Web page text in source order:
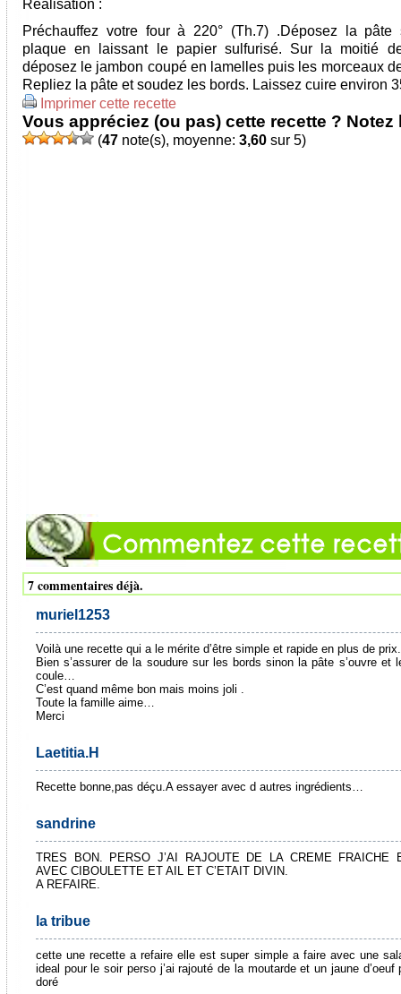
Réalisation :
Préchauffez votre four à 220° (Th.7) .Déposez la pâte
plaque en laissant le papier sulfurisé. Sur la moitié
déposez le jambon coupé en lamelles puis les morceaux
Repliez la pâte et soudez les bords. Laissez cuire environ
Imprimer cette recette
Vous appréciez (ou pas) cette recette ? Notez
(47 note(s), moyenne: 3,60 sur 5)
7 commentaires déjà.
muriel1253
Voilà une recette qui a le mérite d’être simple et rapide en plus de prix.
Bien s’assurer de la soudure sur les bords sinon la pâte s’ouvre et
coule…
C’est quand même bon mais moins joli .
Toute la famille aime…
Merci
Laetitia.H
Recette bonne,pas déçu.A essayer avec d autres ingrédients…
sandrine
TRES BON. PERSO J’AI RAJOUTE DE LA CREME FRAICHE
AVEC CIBOULETTE ET AIL ET C’ETAIT DIVIN.
A REFAIRE.
la tribue
cette une recette a refaire elle est super simple a faire avec une
ideal pour le soir perso j’ai rajouté de la moutarde et un jaune d’oeuf
doré